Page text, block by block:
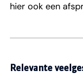
hier ook een
Relevante